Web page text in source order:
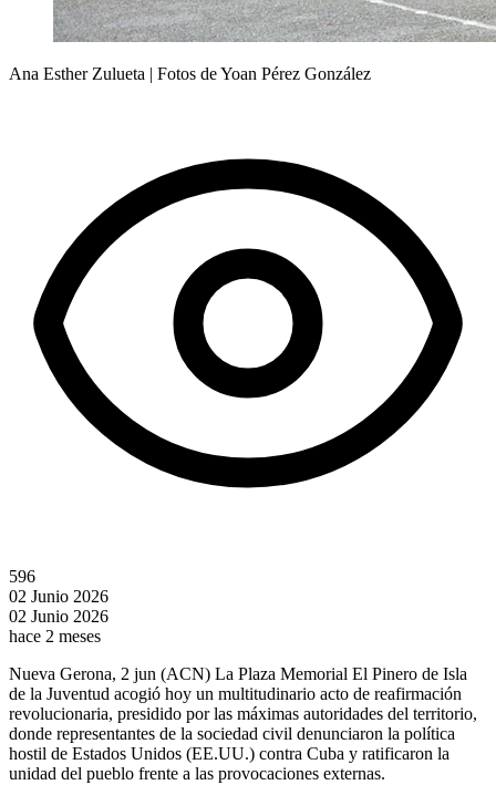
Ana Esther Zulueta | Fotos de Yoan Pérez González
596
02 Junio 2026
02 Junio 2026
hace 2 meses
Nueva Gerona, 2 jun (ACN) La Plaza Memorial El Pinero de Isla
de la Juventud acogió hoy un multitudinario acto de reafirmación
revolucionaria, presidido por las máximas autoridades del territorio,
donde representantes de la sociedad civil denunciaron la política
hostil de Estados Unidos (EE.UU.) contra Cuba y ratificaron la
unidad del pueblo frente a las provocaciones externas.